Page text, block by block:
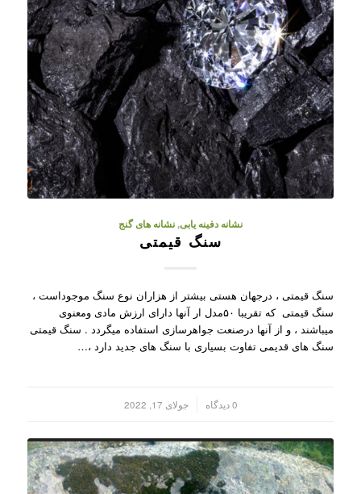
نشانه دفینه یابی,نشانه های گنج
سنگ قیمتی
سنگ قیمتی ، درجهان هستی بیشتر از هزاران نوع سنگ موجوداست ،
سنگ قیمتی که تقریبا ۵۰مدل ار آنها دارای ارزش مادی ومعنوی
میباشند ، و از آنها درصنعت جواهرسازی استفاده میگردد . سنگ قیمتی
سنگ های قدیمی تفاوت بسیاری با سنگ های جدید دارد ،…
0 دیدگاه جولای 17, 2022